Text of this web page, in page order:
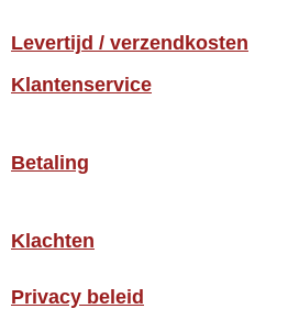
Levertijd / verzendkosten
Klantenservice
Betaling
Klachten
Privacy beleid